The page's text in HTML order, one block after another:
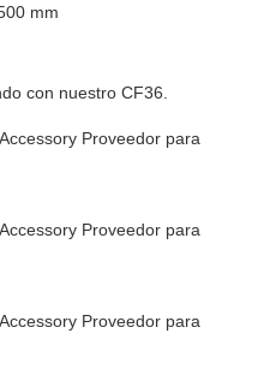
mm
con nuestro CF36.